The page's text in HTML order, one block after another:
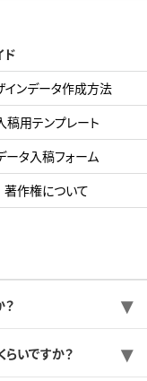
ド
インデータ作成方法
稿用テンプレート
ータ入稿フォーム
著作権について
いですか？